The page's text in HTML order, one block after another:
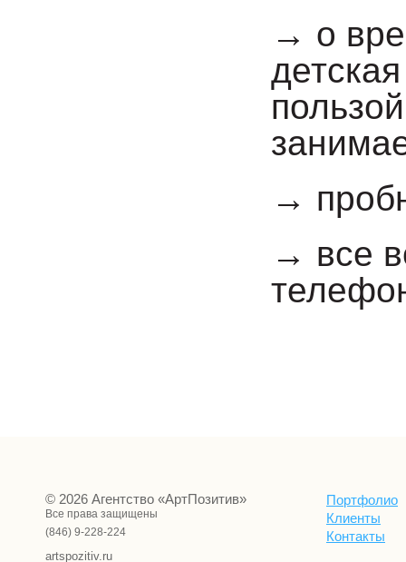
→ о
→
→ все
© 2026 Агентство «АртПозитив»
Все права защищены
(846) 9-228-224
artspozitiv.ru
Портфолио
Клиенты
Контакты